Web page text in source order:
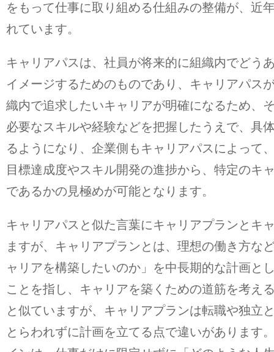
をもって仕事に取り組める仕組みの整備が、近
れています。
キャリアパスは、社員が将来的に組織内でどう
イメージするためのものであり、キャリアパス
織内で追求したいキャリアが明確になるため、
必要なスキルや経験などを把握したうえで、具
るようになり、企業側もキャリアパスによって
目標達成度やスキル開発の進捗から、特定のキ
であるかの見極めが可能となります。
キャリアパスと似た言葉にキャリアプランとキ
ますが、キャリアプランとは、理想の働き方な
ャリアを構築したいのか」を中長期的な計画と
ことを指し、キャリアを築くための道筋を考え
と似ていますが、キャリアプランは転職や独立
とらわれずに計画を立てる点で違いがあります